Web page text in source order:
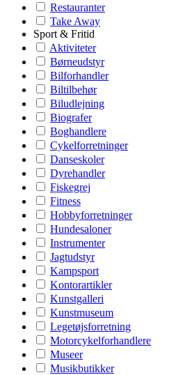
Restauranter
Take Away
Sport & Fritid
Aktiviteter
Børneudstyr
Bilforhandler
Biltilbehør
Biludlejning
Biografer
Boghandlere
Cykelforretninger
Danseskoler
Dyrehandler
Fiskegrej
Fitness
Hobbyforretninger
Hundesaloner
Instrumenter
Jagtudstyr
Kampsport
Kontorartikler
Kunstgalleri
Kunstmuseum
Legetøjsforretning
Motorcykelforhandlere
Museer
Musikbutikker